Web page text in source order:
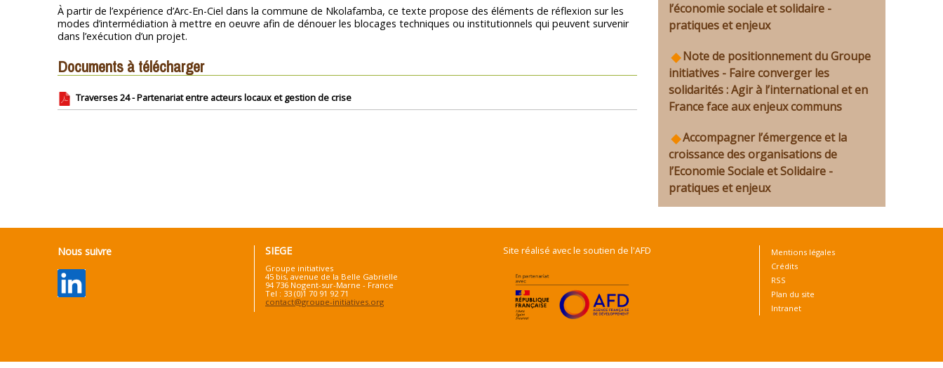
À partir de l’expérience d’Arc-En-Ciel dans la commune de Nkolafamba, ce texte propose des éléments de réflexion sur les
modes d’intermédiation à mettre en oeuvre afin de dénouer les blocages techniques ou institutionnels qui peuvent survenir
dans l’exécution d’un projet.
Documents à télécharger
Traverses 24 - Partenariat entre acteurs locaux et gestion de crise
l’économie sociale et solidaire -
pratiques et enjeux
Note de positionnement du Groupe
initiatives - Faire converger les
solidarités : Agir à l’international et en
France face aux enjeux communs
Accompagner l’émergence et la
croissance des organisations de
l’Economie Sociale et Solidaire -
pratiques et enjeux
Nous suivre SIEGE
Groupe initiatives
45 bis, avenue de la Belle Gabrielle
94 736 Nogent-sur-Marne - France
Tel : 33 (0)1 70 91 92 71
contact@groupe-initiatives.org
Site réalisé avec le soutien de l'AFD
Mentions légales
Crédits
RSS
Plan du site
Intranet